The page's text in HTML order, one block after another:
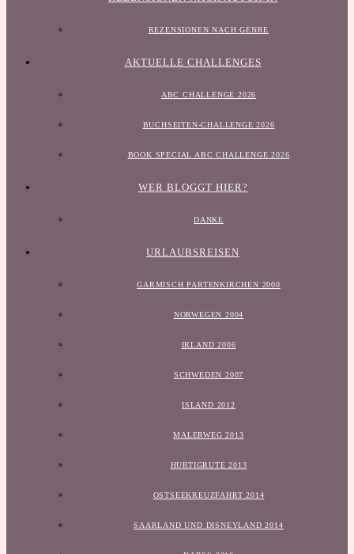
REZENSIONEN NACH GENRE
AKTUELLE CHALLENGES
ABC CHALLENGE 2026
BUCHSEITEN-CHALLENGE 2026
BOOK SPECIAL ABC CHALLENGE 2026
WER BLOGGT HIER?
DANKE
URLAUBSREISEN
GARMISCH PARTENKIRCHEN 2000
NORWEGEN 2004
IRLAND 2006
SCHWEDEN 2007
ISLAND 2012
MALERWEG 2013
HURTIGRUTE 2013
OSTSEEKREUZFAHRT 2014
SAARLAND UND DISNEYLAND 2014